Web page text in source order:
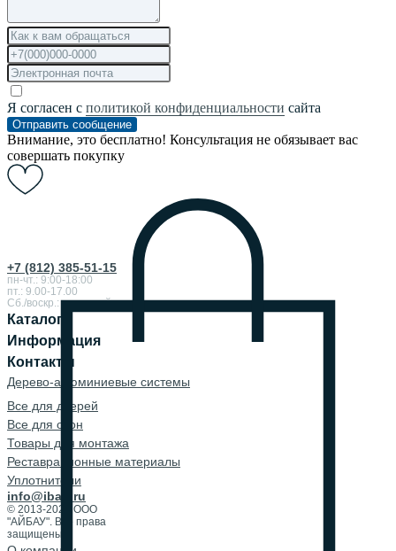
+7 (812) 385-51-15
пн-чт.: 9:00-18:00
пт.: 9.00-17.00
Сб./воскр.: выходной
Каталог
Информация
Контакты
Дерево-алюминиевые системы
Все для дверей
Все для окон
Товары для монтажа
Реставрационные материалы
Уплотнители
info@ibau.ru
© 2013-2026 ООО
"АЙБАУ". Все права
защищены.
Я согласен с политикой конфиденциальности сайта
Отправить сообщение
Внимание, это бесплатно! Консультация не обязывает вас
совершать покупку